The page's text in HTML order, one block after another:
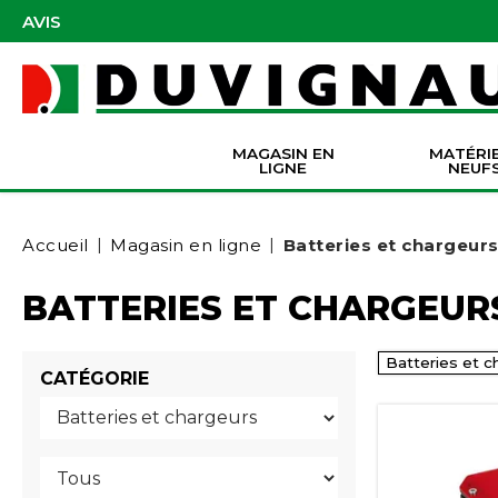
AVIS
MAGASIN EN
LIGNE
Accueil Magasin en ligne Batteries et chargeurs
BATTERIES ET
CATÉGORIE
Batteries et